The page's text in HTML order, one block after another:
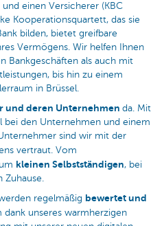
einen Versicherer (KBC
Kooperationsquartett, das sie
bilden, bietet greifbare
Vermögens. Wir helfen Ihnen
Bankgeschäften als auch mit
bis hin zu einem
in Brüssel.
und deren Unternehmen da. Mit
bei den Unternehmen und einem
sind wir mit der
vertraut. Vom
kleinen Selbstständigen, bei
Zuhause.
regelmäßig bewertet und
dank unseres warmherzigen